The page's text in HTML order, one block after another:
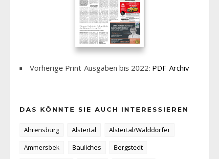
Vorherige Print-Ausgaben bis 2022: PDF-Archiv
DAS KÖNNTE SIE AUCH INTERESSIEREN
Ahrensburg Alstertal
Alstertal/Walddörfer
Ammersbek
Bauliches
Bergstedt